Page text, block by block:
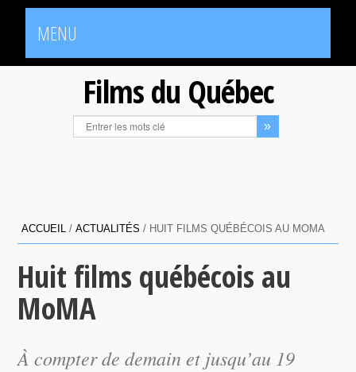
MENU
Films du Québec
ACCUEIL /ACTUALITÉS / HUIT FILMS QUÉBÉCOIS AU MOMA
Huit films québécois au
MoMA
À compter de demain et jusqu’au 19